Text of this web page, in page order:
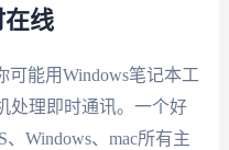
在线
能用Windows笔记本工
处理即时通讯。一个好
Windows、mac所有主